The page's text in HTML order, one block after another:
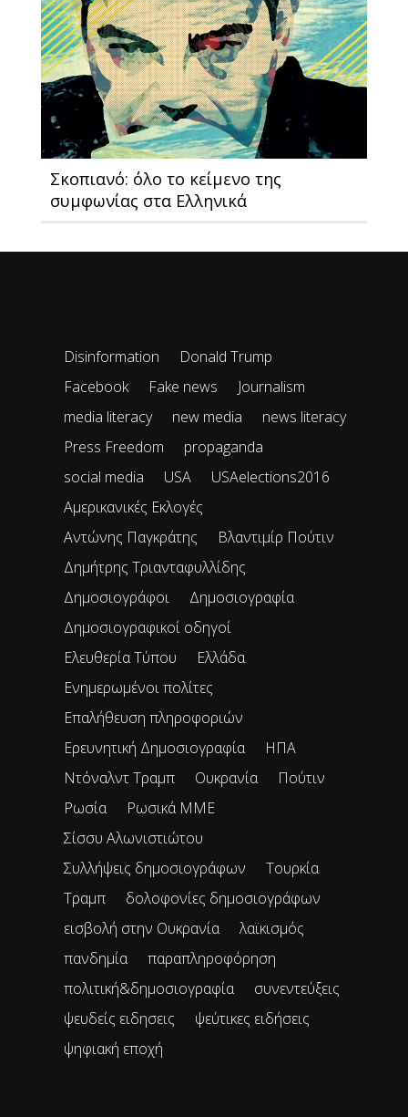
Σκοπιανό: όλο το κείμενο της
συμφωνίας στα Ελληνικά
Disinformation
Donald Trump
Facebook
Fake news
Journalism
media literacy
new media
news literacy
Press Freedom
propaganda
social media
USA
USAelections2016
Αμερικανικές Εκλογές
Αντώνης Παγκράτης
Βλαντιμίρ Πούτιν
Δημήτρης Τριανταφυλλίδης
Δημοσιογράφοι
Δημοσιογραφία
Δημοσιογραφικοί οδηγοί
Ελευθερία Τύπου
Ελλάδα
Ενημερωμένοι πολίτες
Επαλήθευση πληροφοριών
Ερευνητική Δημοσιογραφία
ΗΠΑ
Ντόναλντ Τραμπ
Ουκρανία
Πούτιν
Ρωσία
Ρωσικά ΜΜΕ
Σίσσυ Αλωνιστιώτου
Συλλήψεις δημοσιογράφων
Τουρκία
Τραμπ
δολοφονίες δημοσιογράφων
εισβολή στην Ουκρανία
λαϊκισμός
πανδημία
παραπληροφόρηση
πολιτική&δημοσιογραφία
συνεντεύξεις
ψευδείς ειδησεις
ψεύτικες ειδήσεις
ψηφιακή εποχή